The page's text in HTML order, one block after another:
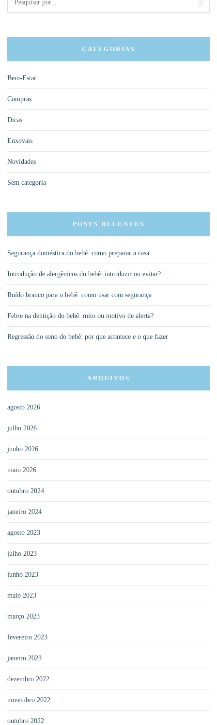
CATEGORIAS
Bem-Estar
Compras
Dicas
Enxovais
Novidades
Sem categoria
POSTS RECENTES
Segurança doméstica do bebê: como preparar a casa
Introdução de alergênicos do bebê: introduzir ou evitar?
Ruído branco para o bebê: como usar com segurança
Febre na dentição do bebê: mito ou motivo de alerta?
Regressão do sono do bebê: por que acontece e o que fazer
ARQUIVOS
agosto 2026
julho 2026
junho 2026
maio 2026
outubro 2024
janeiro 2024
agosto 2023
julho 2023
junho 2023
maio 2023
março 2023
fevereiro 2023
janeiro 2023
dezembro 2022
novembro 2022
outubro 2022